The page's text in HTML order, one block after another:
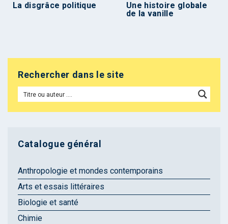
La disgrâce politique
Une histoire globale
de la vanille
Rechercher dans le site
Catalogue général
Anthropologie et mondes contemporains
Arts et essais littéraires
Biologie et santé
Chimie